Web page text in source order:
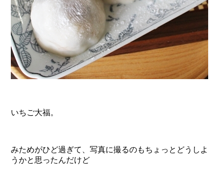
いちご大福。
みためがひど過ぎて、写真に撮るのもちょっとどうしよ
うかと思ったんだけど